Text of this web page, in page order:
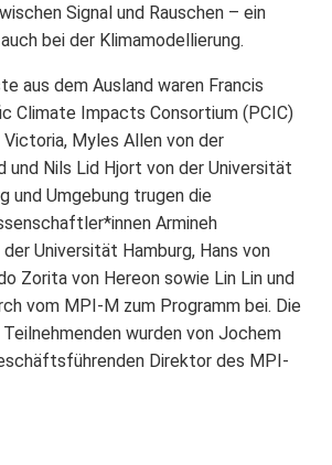
Signal und Rauschen – ein
bei der Klimamodellierung.
aus dem Ausland waren Francis
Climate Impacts Consortium (PCIC)
Myles Allen von der
und Nils Lid Hjort von der Universität
und Umgebung trugen die
Armineh
der Universität Hamburg, Hans von
Zorita von Hereon sowie Lin Lin und
vom MPI-M zum Programm bei. Die
Teilnehmenden wurden von Jochem
Direktor des MPI-